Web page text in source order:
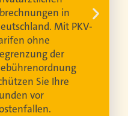
in
Mit PKV-
ohne
der
Sie Ihre
vor